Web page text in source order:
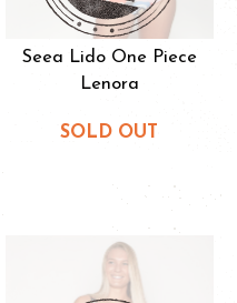
Seea Lido One Piece
Lenora
SOLD OUT